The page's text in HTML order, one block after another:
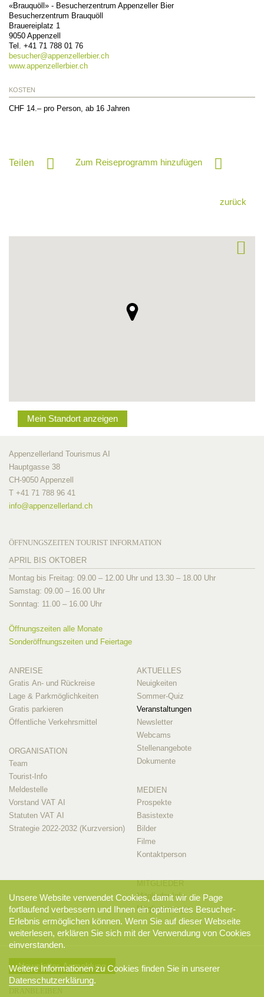
«Brauquöll» - Besucherzentrum Appenzeller Bier
Besucherzentrum Brauquöll
Brauereiplatz 1
9050 Appenzell
Tel. +41 71 788 01 76
besucher@appenzellerbier.ch
www.appenzellerbier.ch
KOSTEN
CHF 14.– pro Person, ab 16 Jahren
Teilen Zum Reiseprogramm hinzufügen
zurück
Mein Standort anzeigen
Appenzellerland Tourismus AI
Hauptgasse 38
CH-9050 Appenzell
T +41 71 788 96 41
info@appenzellerland.ch
ÖFFNUNGSZEITEN TOURIST INFORMATION
APRIL BIS OKTOBER
Montag bis Freitag: 09.00 – 12.00 Uhr und 13.30 – 18.00 Uhr
Samstag: 09.00 – 16.00 Uhr
Sonntag: 11.00 – 16.00 Uhr
Öffnungszeiten alle Monate
Sonderöffnungszeiten und Feiertage
ANREISE
Gratis An- und Rückreise
Lage & Parkmöglichkeiten
Gratis parkieren
Öffentliche Verkehrsmittel
ORGANISATION
Team
Tourist-Info
Meldestelle
Vorstand VAT AI
Statuten VAT AI
Strategie 2022-2032 (Kurzversion)
AKTUELLES
Neuigkeiten
Sommer-Quiz
Veranstaltungen
Newsletter
Webcams
Stellenangebote
Dokumente
MEDIEN
Prospekte
Basistexte
Bilder
Filme
Kontaktperson
MITGLIEDER
Mitglieder-Info
Mitglieder-Login
Newsletter-Anmeldung
Unsere Website verwendet Cookies, damit wir die Page
fortlaufend verbessern und Ihnen ein optimiertes Besucher-
Erlebnis ermöglichen können. Wenn Sie auf dieser Webseite
weiterlesen, erklären Sie sich mit der Verwendung von Cookies
einverstanden.
Weitere Informationen zu Cookies finden Sie in unserer
Datenschutzerklärung.